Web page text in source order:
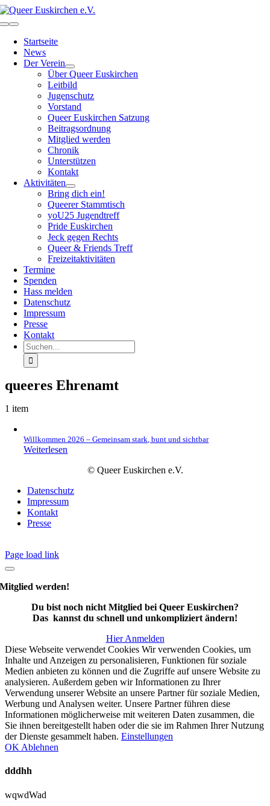
Zum
Inhalt
Toggle
NavigationStartseite
News
Der Verein
Über Queer Euskirchen
Leitbild
Jugenschutz
Vorstand
Queer Euskirchen Satzung
Beitragsordnung
Mitglied werden
Chronik
Unterstützen
Kontakt
Aktivitäten
Bring dich ein!
Queerer Stammtisch
yoU25 Jugendtreff
Pride Euskirchen
Jeck gegen Rechts
Queer & Friends Treff
Freizeitaktivitäten
Termine
Spenden
Hass melden
Datenschutz
Impressum
Presse
Kontakt
Suche
nach:
queeres Ehrenamt
1 item
Willkommen 2026 – Gemeinsam stark, bunt und sichtbar
Weiterlesen
© Queer Euskirchen e.V.
Datenschutz
Impressum
Kontakt
Presse
Page load link
Mitglied werden!
Du bist noch nicht Mitglied bei Queer Euskirchen?
Das kannst du schnell und unkompliziert ändern!
Hier Anmelden
Diese Webseite verwendet Cookies Wir verwenden Cookies, um
Inhalte und Anzeigen zu personalisieren, Funktionen für soziale
Medien anbieten zu können und die Zugriffe auf unsere Website zu
analysieren. Außerdem geben wir Informationen zu Ihrer
Verwendung unserer Website an unsere Partner für soziale Medien,
Werbung und Analysen weiter. Unsere Partner führen diese
Informationen möglicherweise mit weiteren Daten zusammen, die
Sie ihnen bereitgestellt haben oder die sie im Rahmen Ihrer Nutzung
der Dienste gesammelt haben. Einstellungen
OK Ablehnen
dddhh
wqwdWad